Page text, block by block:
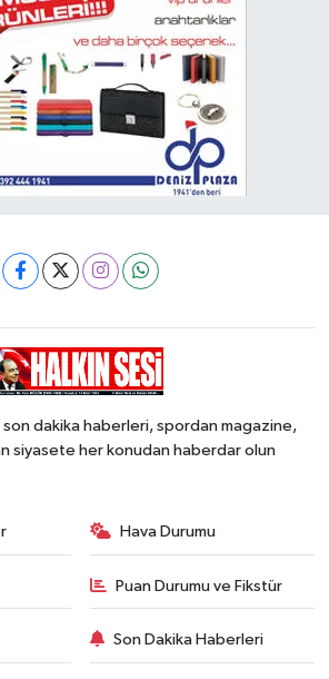
son dakika haberleri, spordan magazine,
siyasete her konudan haberdar olun
Hava Durumu
Puan Durumu ve Fikstür
Son Dakika Haberleri